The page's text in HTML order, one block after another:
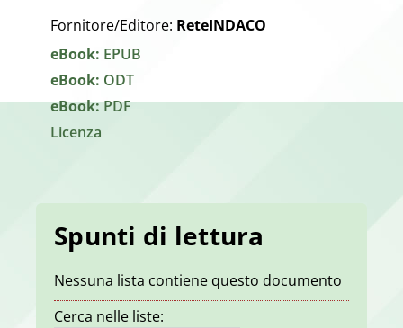
Fornitore/Editore: ReteINDACO
eBook: EPUB
eBook: ODT
eBook:PDF
Licenza
Spunti di lettura
Nessuna lista contiene questo documento
Cerca nelle liste: